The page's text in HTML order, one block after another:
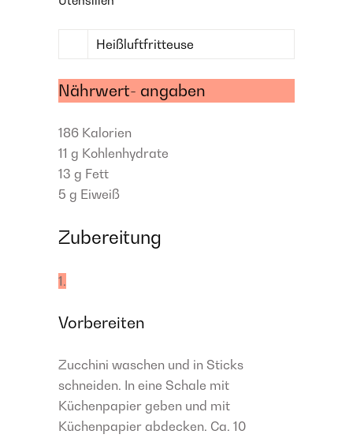
Heißluftfritteuse
Nährwert- angaben
186 Kalorien
11 g Kohlenhydrate
13 g Fett
5 g Eiweiß
Zubereitung
1.
Vorbereiten
Zucchini waschen und in Sticks
schneiden. In eine Schale mit
Küchenpapier geben und mit
Küchenpapier abdecken. Ca. 10